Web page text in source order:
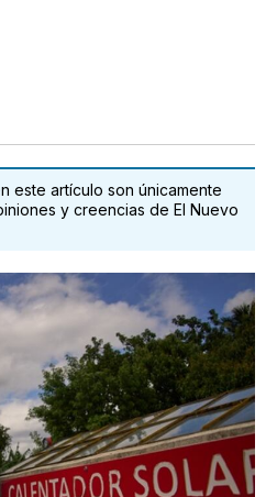
este artículo son únicamente
y creencias de El Nuevo